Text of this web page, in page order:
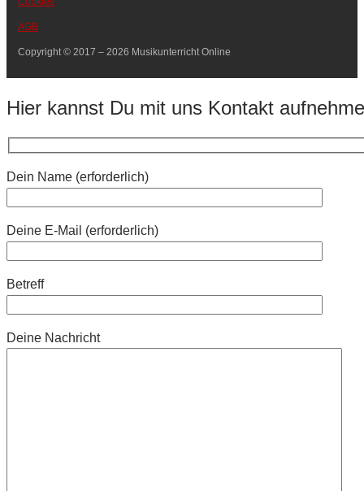
AGB
Copyright © 2017 – 2026 Musikunterricht Online
Hier kannst Du mit uns Kontakt
Dein Name (erforderlich)
Deine E-Mail (erforderlich)
Betreff
Deine Nachricht